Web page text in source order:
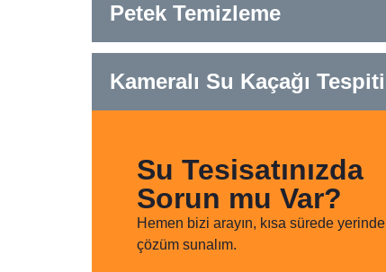
Petek Temizleme
Kameralı Su Kaçağı Tespiti
Su Tesisatınızda
Sorun mu Var?
Hemen bizi arayın, kısa sürede yerinde
çözüm sunalım.